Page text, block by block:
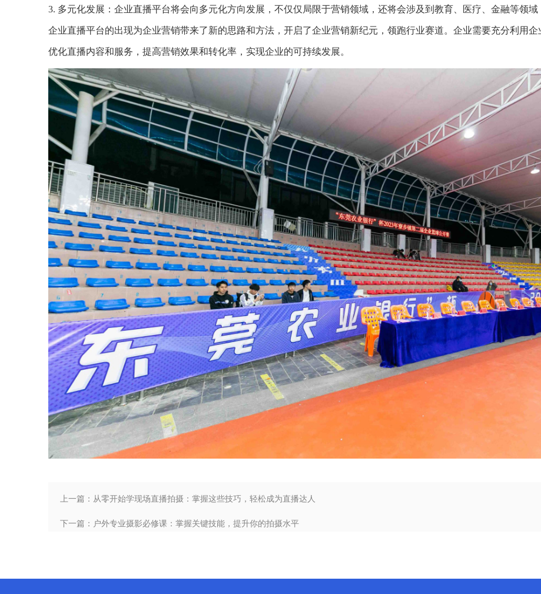
3. 多元化发展：企业直播平台将会向多元化方向发展，不仅仅局限于营销领域，还将会涉及到教育、医疗、金融等领域
企业直播平台的出现为企业营销带来了新的思路和方法，开启了企业营销新纪元，领跑行业赛道。企业需要充分利用
优化直播内容和服务，提高营销效果和转化率，实现企业的可持续发展。
上一篇：从零开始学现场直播拍摄：掌握这些技巧，轻松成为直播达人
下一篇：户外专业摄影必修课：掌握关键技能，提升你的拍摄水平